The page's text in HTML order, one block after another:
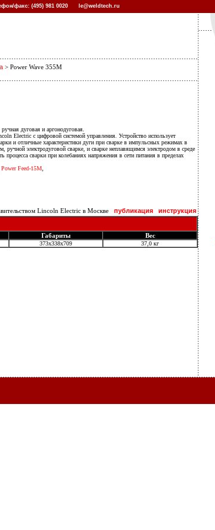
факс: (495) 981 0020 le@weldtech.ru
> Power Wave 355M
дуговая и аргонодуговая.
Electric с цифровой системой управления. Устройство использует
и отличные характеристики дуги при сварке в импульсных режимах в
ручной электродуговой сварке, и сварке неплавящимся электродом в среде
процесса сварки при колебаниях напряжения в сети питания в пределах
Power Feed-15M
Lincoln Electric в Москве публикация
инструкция
Габариты Вес
373х338х709 37,0 кг